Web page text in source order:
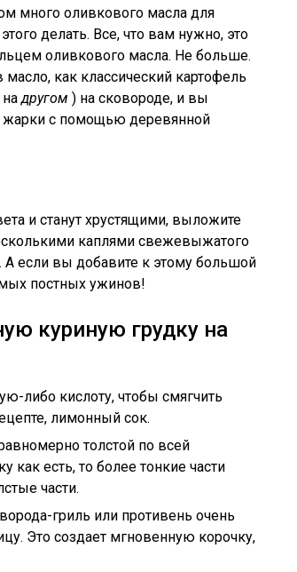
много оливкового масла для
делать. Все, что вам нужно, это
оливкового масла. Не больше.
как классический картофель
надругом ) на сковороде, и вы
жарки с помощью деревянной
и станут хрустящими, выложите
каплями свежевыжатого
если вы добавите к этому большой
постных ужинов!
куриную грудку на
либо кислоту, чтобы смягчить
лимонный сок.
толстой по всей
как есть, то более тонкие части
части.
гриль или противень очень
Это создает мгновенную корочку,